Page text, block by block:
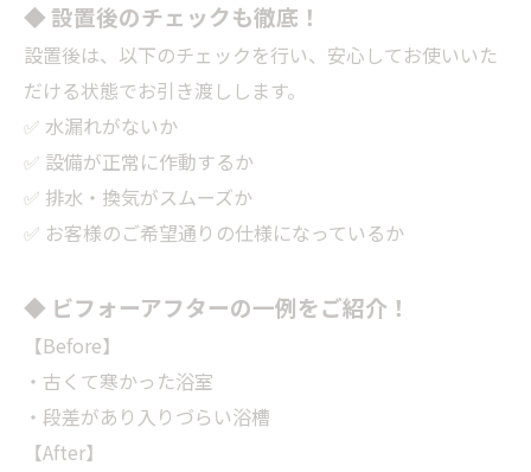
◆ 設置後のチェックも徹底！
設置後は、以下のチェックを行い、安心してお使いいた
だける状態でお引き渡しします。
✅ 水漏れがないか
✅ 設備が正常に作動するか
✅ 排水・換気がスムーズか
✅ お客様のご希望通りの仕様になっているか
◆ ビフォーアフターの一例をご紹介！
【Before】
・古くて寒かった浴室
・段差があり入りづらい浴槽
【After】